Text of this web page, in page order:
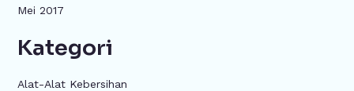
Mei 2017
Kategori
Alat-Alat Kebersihan